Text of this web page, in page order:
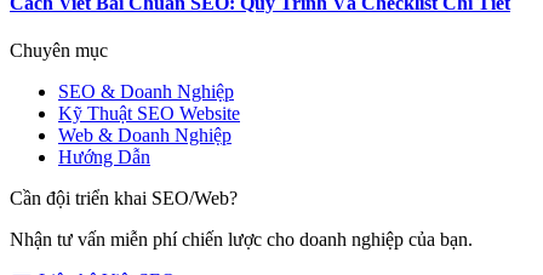
Chuyên mục
SEO & Doanh Nghiệp
Kỹ Thuật SEO Website
Web & Doanh Nghiệp
Hướng Dẫn
Cần đội triển khai SEO/Web?
Nhận tư vấn miễn phí chiến lược cho doanh nghiệp của bạn.